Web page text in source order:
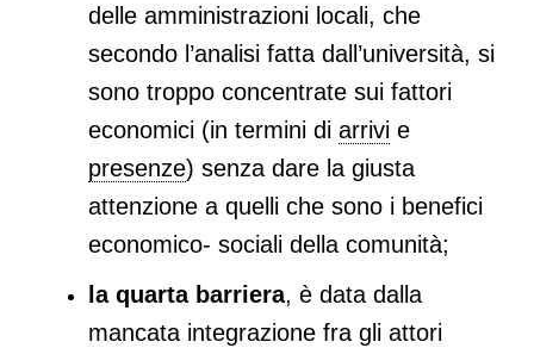
delle amministrazioni locali, che
secondo l’analisi fatta dall’università, si
sono troppo concentrate sui fattori
economici (in termini di arrivie
presenze) senza dare la giusta
attenzione a quelli che sono i benefici
economico- sociali della comunità;
la quarta barriera, è data dalla
mancata integrazione fra gli attori